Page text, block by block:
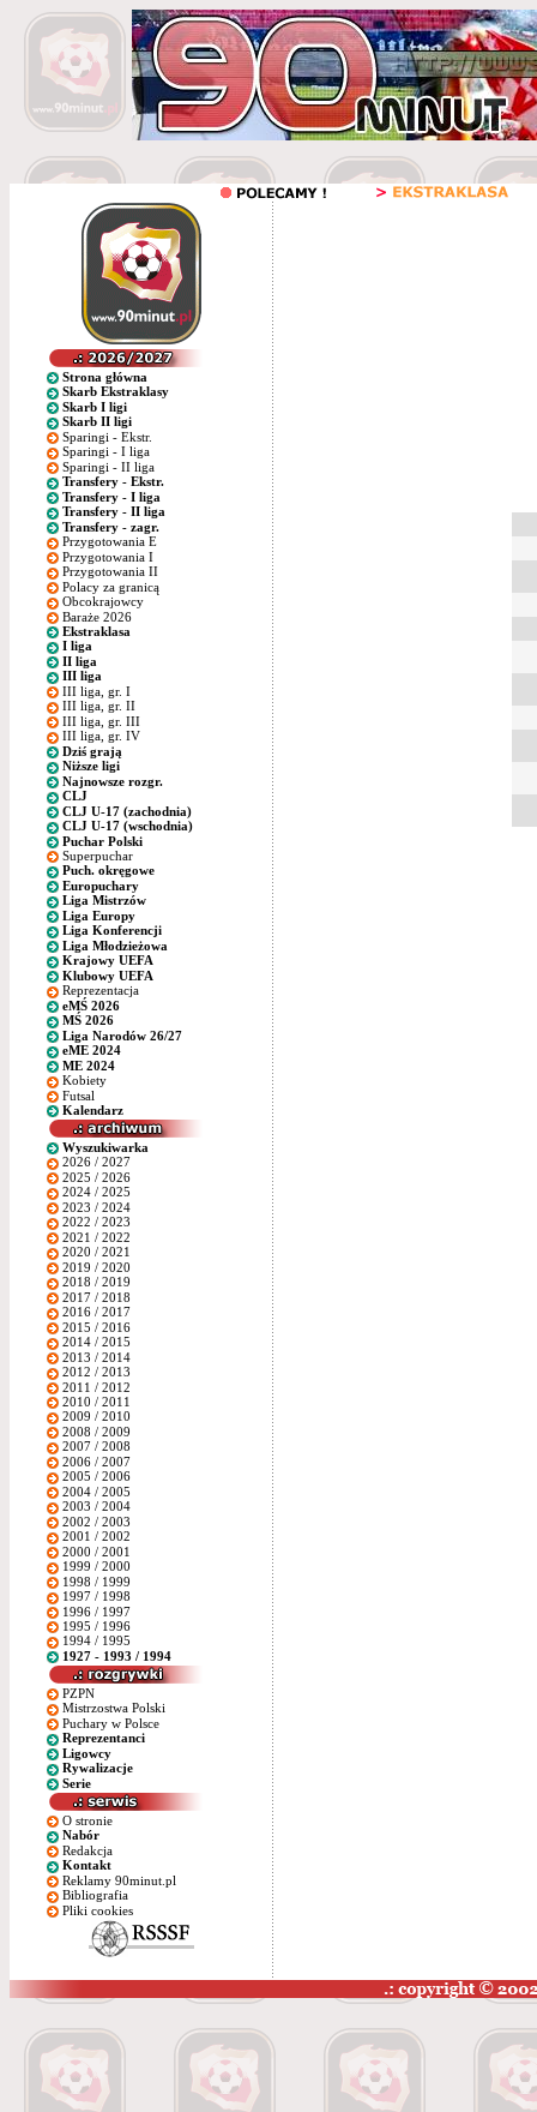
Strona główna
Skarb Ekstraklasy
Skarb I ligi
Skarb II ligi
Sparingi - Ekstr.
Sparingi - I liga
Sparingi - II liga
Transfery - Ekstr.
Transfery - I liga
Transfery - II liga
Transfery - zagr.
Przygotowania E
Przygotowania I
Przygotowania II
Polacy za granicą
Obcokrajowcy
Baraże 2026
Ekstraklasa
I liga
II liga
III liga
III liga, gr. I
III liga, gr. II
III liga, gr. III
III liga, gr. IV
Dziś grają
Niższe ligi
Najnowsze rozgr.
CLJ
CLJ U-17 (zachodnia)
CLJ U-17 (wschodnia)
Puchar Polski
Superpuchar
Puch. okręgowe
Europuchary
Liga Mistrzów
Liga Europy
Liga Konferencji
Liga Młodzieżowa
Krajowy UEFA
Klubowy UEFA
Reprezentacja
eMŚ 2026
MŚ 2026
Liga Narodów 26/27
eME 2024
ME 2024
Kobiety
Futsal
Kalendarz
Wyszukiwarka
2026 / 2027
2025 / 2026
2024 / 2025
2023 / 2024
2022 / 2023
2021 / 2022
2020 / 2021
2019 / 2020
2018 / 2019
2017 / 2018
2016 / 2017
2015 / 2016
2014 / 2015
2013 / 2014
2012 / 2013
2011 / 2012
2010 / 2011
2009 / 2010
2008 / 2009
2007 / 2008
2006 / 2007
2005 / 2006
2004 / 2005
2003 / 2004
2002 / 2003
2001 / 2002
2000 / 2001
1999 / 2000
1998 / 1999
1997 / 1998
1996 / 1997
1995 / 1996
1994 / 1995
1927 - 1993 / 1994
PZPN
Mistrzostwa Polski
Puchary w Polsce
Reprezentanci
Ligowcy
Rywalizacje
Serie
O stronie
Nabór
Redakcja
Kontakt
Reklamy 90minut.pl
Bibliografia
Pliki cookies